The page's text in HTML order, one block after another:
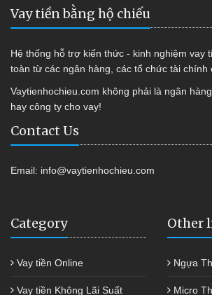
Vay tiền bằng hộ chiếu
Hệ thống hỗ trợ kiến thức - kinh nghiệm vay
toàn từ các ngân hàng, các tổ chức tài chính
Vaytienhochieu.com không phải là ngân
hay công ty cho vay!
Contact Us
Email: info@vaytienhochieu.com
Category
Vay tiền Online
Vay tiền Không Lãi Suất
Other
Ngựa
Micro